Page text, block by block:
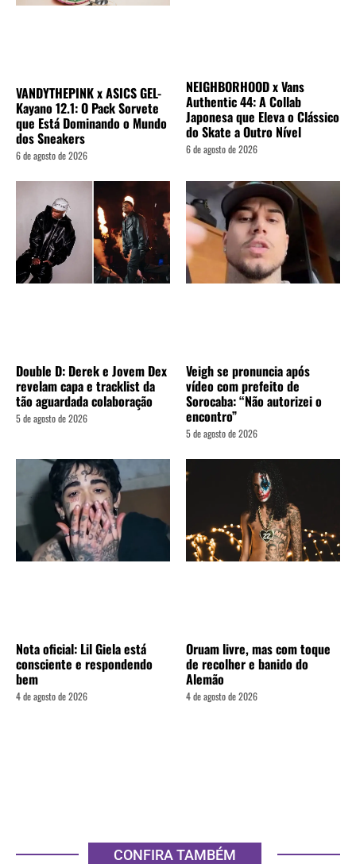
VANDYTHEPINK x ASICS GEL-
Kayano 12.1: O Pack Sorvete
que Está Dominando o Mundo
dos Sneakers
6 de agosto de 2026
NEIGHBORHOOD x Vans
Authentic 44: A Collab
Japonesa que Eleva o Clássico
do Skate a Outro Nível
6 de agosto de 2026
Double D: Derek e Jovem Dex
revelam capa e tracklist da
tão aguardada colaboração
5 de agosto de 2026
Veigh se pronuncia após
vídeo com prefeito de
Sorocaba: “Não autorizei o
encontro”
5 de agosto de 2026
Nota oficial: Lil Giela está
consciente e respondendo
bem
4 de agosto de 2026
Oruam livre, mas com toque
de recolher e banido do
Alemão
4 de agosto de 2026
CONFIRA TAMBÉM